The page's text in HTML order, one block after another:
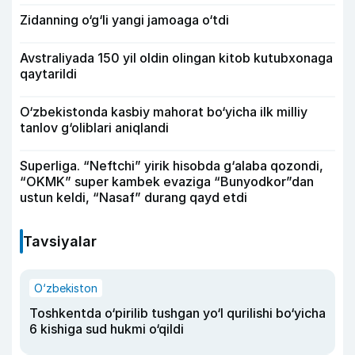
Zidanning o‘g‘li yangi jamoaga o‘tdi
Avstraliyada 150 yil oldin olingan kitob kutubxonaga
qaytarildi
O‘zbekistonda kasbiy mahorat bo‘yicha ilk milliy
tanlov g‘oliblari aniqlandi
Superliga. “Neftchi” yirik hisobda g‘alaba qozondi,
“OKMK” super kambek evaziga “Bunyodkor”dan
ustun keldi, “Nasaf” durang qayd etdi
Tavsiyalar
O‘zbekiston
Toshkentda o‘pirilib tushgan yo‘l qurilishi bo‘yicha
6 kishiga sud hukmi o‘qildi